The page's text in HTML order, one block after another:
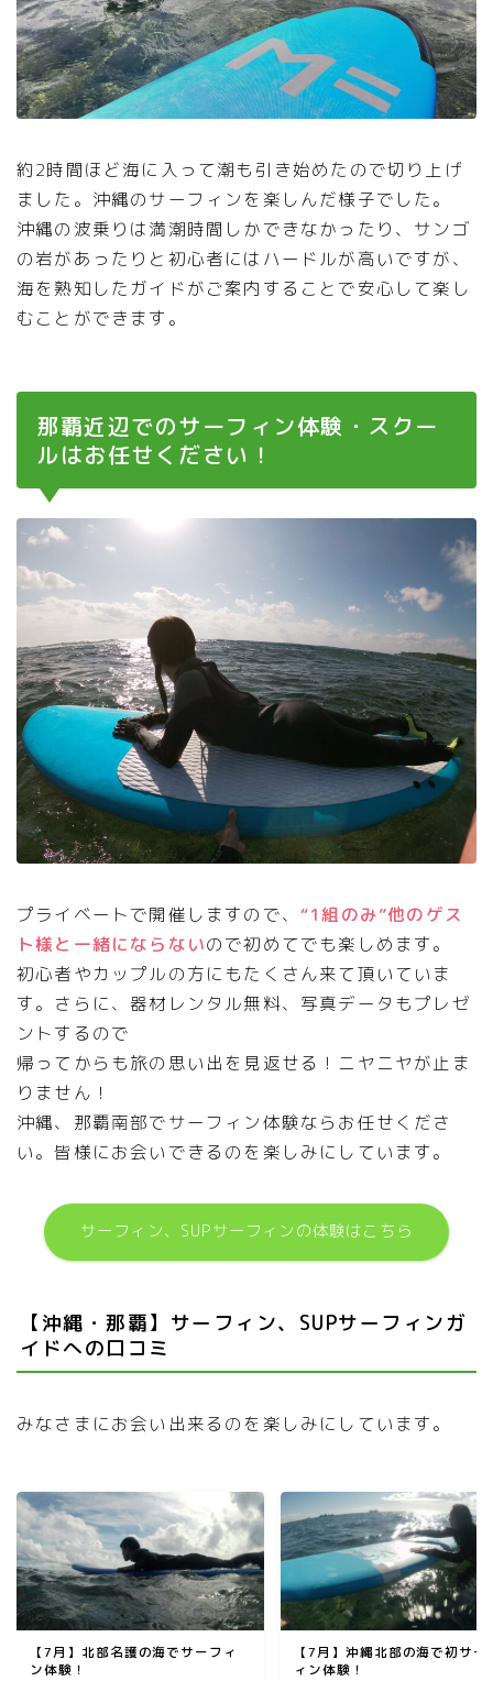
約2時間ほど海に入って潮も引き始めたので切り上げ
ました。沖縄のサーフィンを楽しんだ様子でした。
沖縄の波乗りは満潮時間しかできなかったり、サンゴ
の岩があったりと初心者にはハードルが高いですが、
海を熟知したガイドがご案内することで安心して楽し
むことができます。
那覇近辺でのサーフィン体験・スクー
ルはお任せください！
プライベートで開催しますので、 “1組のみ”他のゲス
ト様と一緒にならないので初めてでも楽しめます。
初心者やカップルの方にもたくさん来て頂いていま
す。さらに、器材レンタル無料、写真データもプレゼ
ントするので
帰ってからも旅の思い出を見返せる！ニヤニヤが止ま
りません！
沖縄、那覇南部でサーフィン体験ならお任せくださ
い。皆様にお会いできるのを楽しみにしています。
サーフィン、SUPサーフィンの体験はこちら
【沖縄・那覇】サーフィン、SUPサーフィンガ
イドへの口コミ
みなさまにお会い出来るのを楽しみにしています。
【7月】北部名護の海でサーフィ
ン体験！
【7月】沖縄北部の海で初サー
ィン体験！